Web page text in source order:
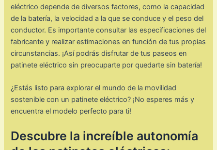
eléctrico depende de diversos factores, como la capacidad
de la batería, la velocidad a la que se conduce y el peso del
conductor. Es importante consultar las especificaciones del
fabricante y realizar estimaciones en función de tus propias
circunstancias. ¡Así podrás disfrutar de tus paseos en
patinete eléctrico sin preocuparte por quedarte sin batería!
¿Estás listo para explorar el mundo de la movilidad
sostenible con un patinete eléctrico? ¡No esperes más y
encuentra el modelo perfecto para ti!
Descubre la increíble autonomía